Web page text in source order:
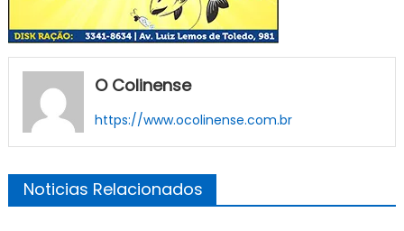
O Colinense
https://www.ocolinense.com.br
Noticias Relacionados